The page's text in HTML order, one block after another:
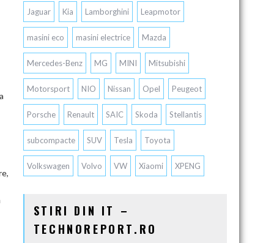
Jaguar Kia Lamborghini Leapmotor
masini eco masini electrice Mazda
Mercedes-Benz MG MINI Mitsubishi
Motorsport NIO Nissan Opel Peugeot
Porsche Renault SAIC Skoda Stellantis
subcompacte SUV Tesla Toyota
Volkswagen Volvo VW Xiaomi XPENG
STIRI DIN IT –
TECHNOREPORT.RO